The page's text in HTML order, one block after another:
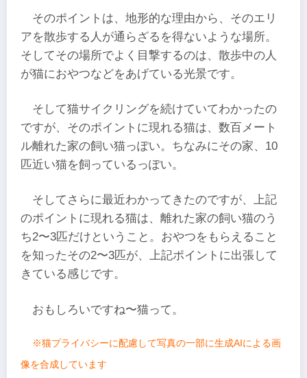
そのポイントは、地形的な理由から、そのエリ
アを散歩する人が通らざるを得ないような場所。
そしてその場所でよく目撃するのは、散歩中の人
が猫におやつなどをあげている光景です。
そして猫サイクリングを続けていてわかったの
ですが、そのポイントに現れる猫は、数百メート
ル離れた家の飼い猫っぽい。ちなみにその家、10
匹近い猫を飼っているっぽい。
そしてさらに最近わかってきたのですが、上記
のポイントに現れる猫は、離れた家の飼い猫のう
ち2〜3匹だけということ。おやつをもらえること
を知ったその2〜3匹が、上記ポイントに出張して
きている感じです。
おもしろいですね〜猫って。
※猫プライバシーに配慮して写真の一部に生成AIによる画
像を合成しています